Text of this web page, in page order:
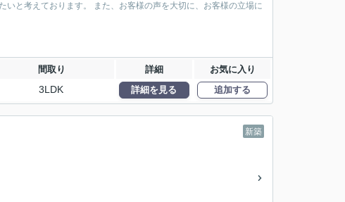
と考えております。 また、お客様の声を大切に、お客様の立場に
間取り 詳細 お気に入り
3LDK 詳細を見る 追加する
新築